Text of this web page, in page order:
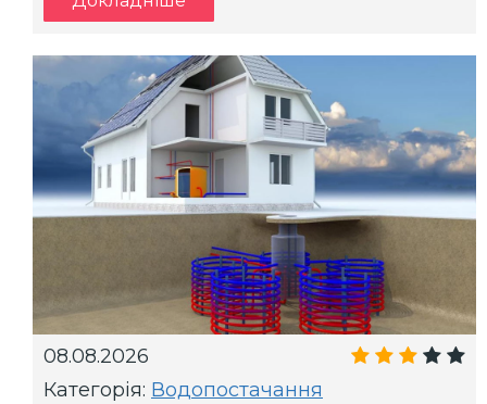
08.08.2026
Категорія: Водопостачання